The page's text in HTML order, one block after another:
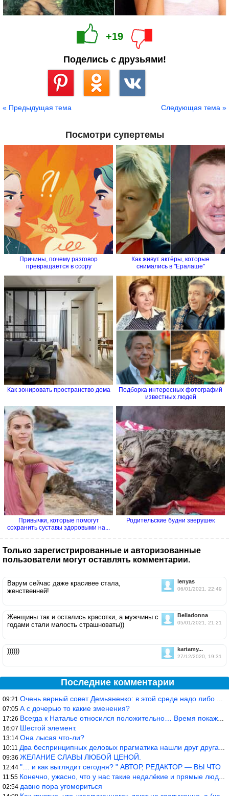
+19
Поделись с друзьями!
« Предыдущая тема Следующая тема »
Посмотри супертемы
Причины, почему разговор
превращается в ссору
Как живут актёры, которые
снимались в "Ералаше"
Как зонировать пространство дома
Подборка интересных фотографий
известных людей
Привычки, которые помогут
сохранить суставы здоровыми на...
Родительские будни зверушек
Только зарегистрированные и авторизованные
пользователи могут оставлять комментарии.
lenyas
06/01/2021, 22:49
Варум сейчас даже красивее стала,
женственней!
Belladonna
05/01/2021, 21:21
Женщины так и остались красотки, а мужчины с
годами стали малость страшноваты))
kartamy...
27/12/2020, 19:31
))))))
Последние комментарии
09:21 Очень верный совет Демьяненко: в этой среде надо либо иметь зубы
07:05 А с дочерью то какие зменения?
17:26 Всегда к Наталье относился положительно… Время покажет, что буде
16:07 Шестой элемент.
13:14 Она лысая что-ли?
10:11 Два беспринципных деловых прагматика нашли друг друга и «остепен
09:36 ЖЕЛАНИЕ СЛАВЫ ЛЮБОЙ ЦЕНОЙ.
12:44 "… и как выглядит сегодня? " АВТОР, РЕДАКТОР — ВЫ ЧТО
11:55 Конечно, ужасно, что у нас такие недалёкие и прямые люди… Как мо
02:54 давно пора угомориться